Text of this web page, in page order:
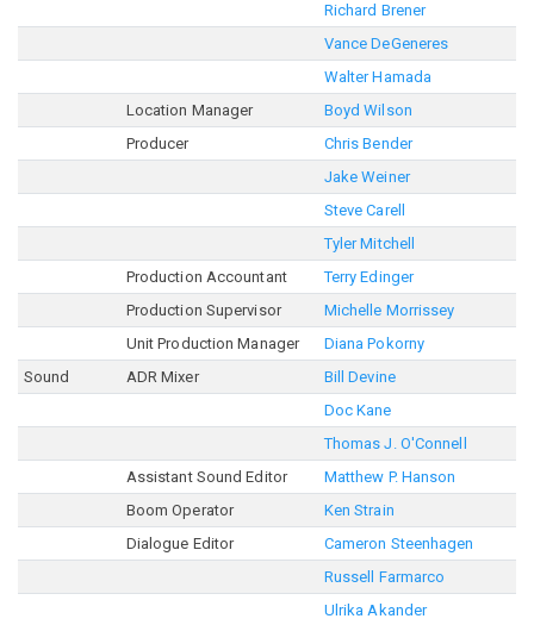
Richard Brener
Vance DeGeneres
Walter Hamada
Location Manager
Boyd Wilson
Producer
Chris Bender
Jake Weiner
Steve Carell
Tyler Mitchell
Production Accountant
Terry Edinger
Production Supervisor
Michelle Morrissey
Unit Production Manager
Diana Pokorny
Sound
ADR Mixer
Bill Devine
Doc Kane
Thomas J. O'Connell
Assistant Sound Editor
Matthew P. Hanson
Boom Operator
Ken Strain
Dialogue Editor
Cameron Steenhagen
Russell Farmarco
Ulrika Akander